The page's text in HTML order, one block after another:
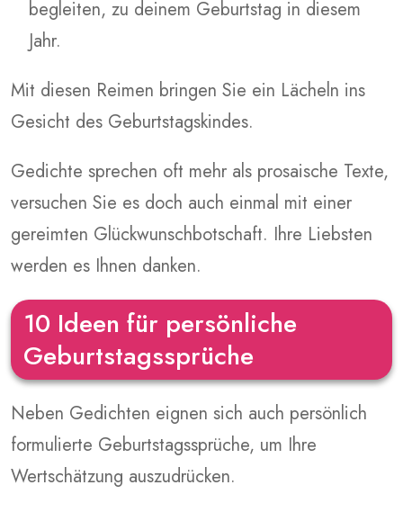
begleiten, zu deinem Geburtstag in diesem
Jahr.
Mit diesen Reimen bringen Sie ein Lächeln ins
Gesicht des Geburtstagskindes.
Gedichte sprechen oft mehr als prosaische Texte,
versuchen Sie es doch auch einmal mit einer
gereimten Glückwunschbotschaft. Ihre Liebsten
werden es Ihnen danken.
10 Ideen für persönliche
Geburtstagssprüche
Neben Gedichten eignen sich auch persönlich
formulierte Geburtstagssprüche, um Ihre
Wertschätzung auszudrücken.